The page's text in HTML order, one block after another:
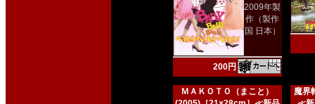
2009年製
作（製作
国 日本）
200円
ＭＡＫＯＴＯ（まこと）
魔界